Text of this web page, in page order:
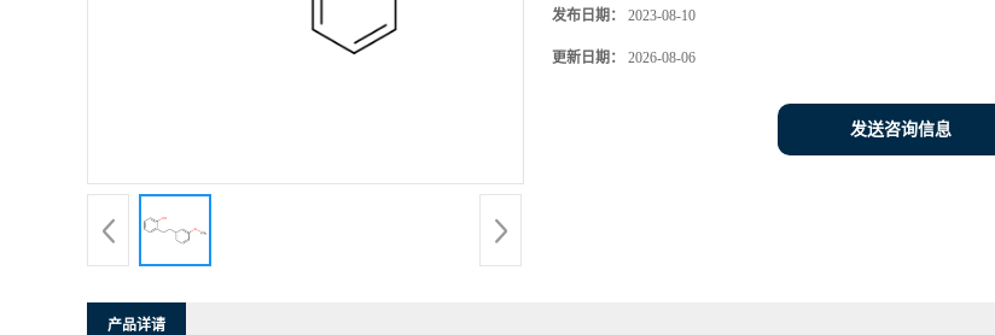
发布日期： 2023-08-10
更新日期： 2026-08-06
发送咨询信息
产品详请